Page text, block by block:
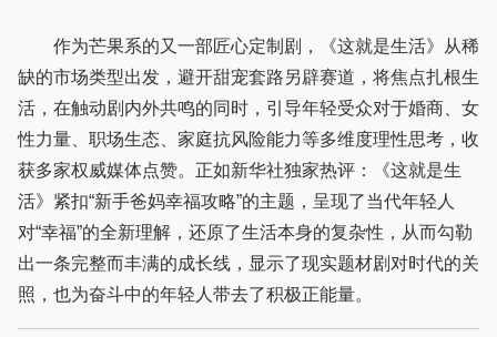
作为芒果系的又一部匠心定制剧，《这就是生活》从稀
缺的市场类型出发，避开甜宠套路另辟赛道，将焦点扎根生
活，在触动剧内外共鸣的同时，引导年轻受众对于婚商、女
性力量、职场生态、家庭抗风险能力等多维度理性思考，收
获多家权威媒体点赞。正如新华社独家热评：《这就是生
活》紧扣“新手爸妈幸福攻略”的主题，呈现了当代年轻人
对“幸福”的全新理解，还原了生活本身的复杂性，从而勾勒
出一条完整而丰满的成长线，显示了现实题材剧对时代的关
照，也为奋斗中的年轻人带去了积极正能量。